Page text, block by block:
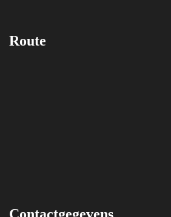
Route